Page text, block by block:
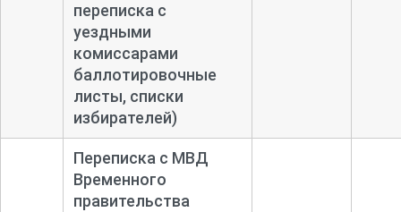
переписка с
уездными
комиссарами
баллотировочные
листы, списки
избирателей)
Переписка с МВД
Временного
правительства